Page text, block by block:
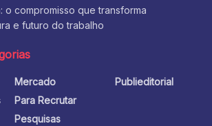
o compromisso que transforma
e futuro do trabalho
Mercado
Para Recrutar
Pesquisas
Publieditorial